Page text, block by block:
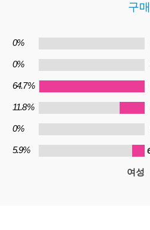
구
0%
0%
64.7%
11.8%
0%
5.9%
여성